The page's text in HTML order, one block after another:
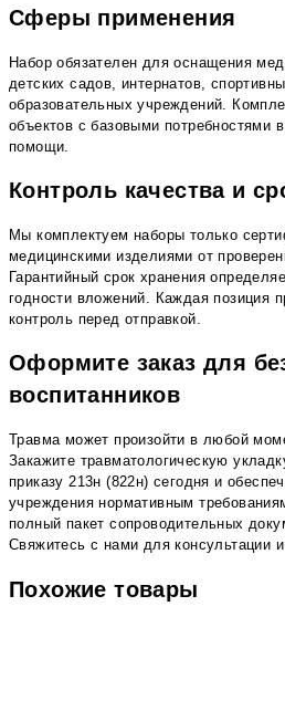
Сферы применения
Набор обязателен для оснащения
детских садов, интернатов,
образовательных учреждений.
объектов с базовыми потребностями
помощи.
Контроль качества и
Мы комплектуем наборы только
медицинскими изделиями от
Гарантийный срок хранения
годности вложений. Каждая позиция
контроль перед отправкой.
Оформите заказ для
воспитанников
Травма может произойти в любой
Закажите травматологическую
приказу 213н (822н) сегодня и
учреждения нормативным
полный пакет сопроводительных
Свяжитесь с нами для консультации
Похожие товары